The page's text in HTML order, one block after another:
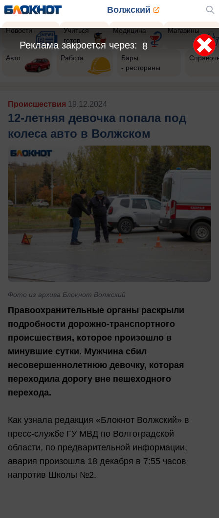
Волжский
Новости
Учиться
готов
Медицина Магазины
Авто Работа
Бары
- рестораны
Происшествия 19.12.2024
12-летняя девочка попала под
колеса авто в Волжском
Фото из архива Блокнот Волжский
Правоохранительные органы раскрыли
подробности дорожно-транспортного
происшествия, которое произошло в
минувшие сутки. Мужчина сбил
несовершеннолетнюю девочку, которая
переходила дорогу вне пешеходного
перехода.
Как узнала редакция «Блокнот Волжский» в
пресс-службе ГУ МВД по Волгоградской
области, по предварительной информации,
авария произошла 18 декабря в 7:55 часов
напротив Школы №2.
5
Реклама закроется через: